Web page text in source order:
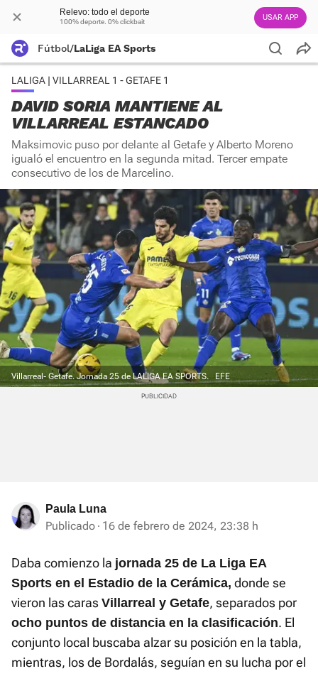
Relevo: todo el deporte
100% deporte. 0% clickbait USAR APP
Fútbol/LaLiga EA Sports
LALIGA | VILLARREAL 1 - GETAFE 1
DAVID SORIA MANTIENE AL
VILLARREAL ESTANCADO
Maksimovic puso por delante al Getafe y Alberto Moreno
igualó el encuentro en la segunda mitad. Tercer empate
consecutivo de los de Marcelino.
Villarreal- Getafe. Jornada 25 de LALIGA EA SPORTS. EFE
Paula Luna
Publicado 16 de febrero de 2024, 23:38 h
Daba comienzo la jornada 25 de La Liga EA
Sports en el Estadio de la Cerámica, donde se
vieron las caras Villarreal y Getafe, separados por
ocho puntos de distancia en la clasificación. El
conjunto local buscaba alzar su posición en la tabla,
mientras, los de Bordalás, seguían en su lucha por el